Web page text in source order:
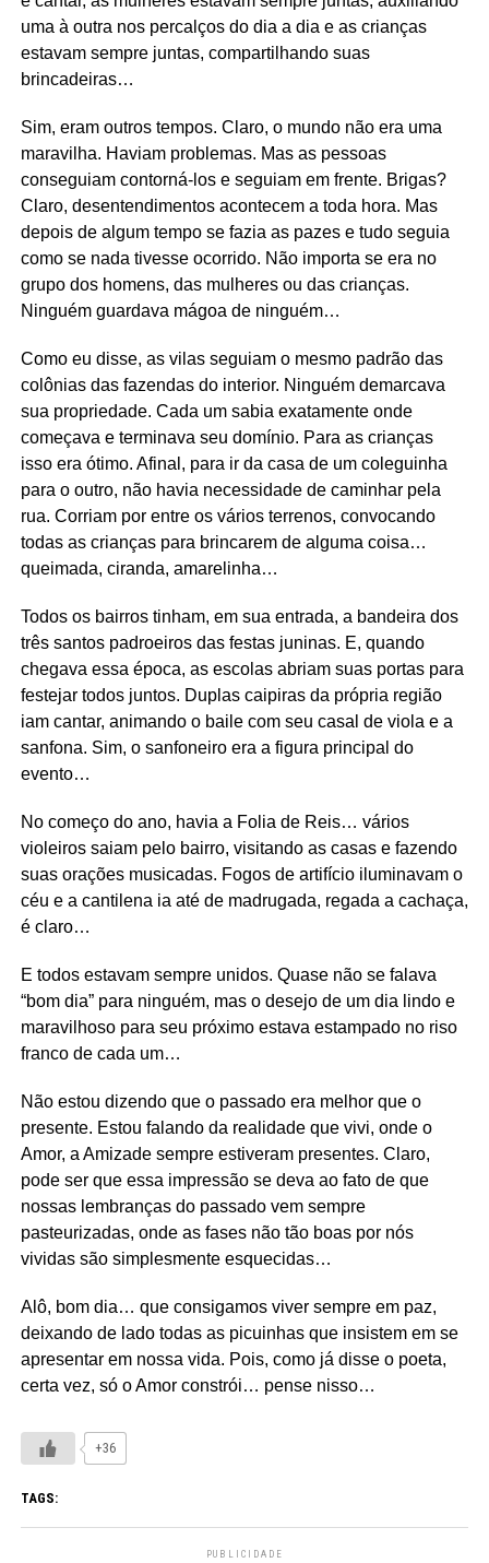
uma à outra nos percalços do dia a dia e as crianças
estavam sempre juntas, compartilhando suas
brincadeiras…
Sim, eram outros tempos. Claro, o mundo não era uma
maravilha. Haviam problemas. Mas as pessoas
conseguiam contorná-los e seguiam em frente. Brigas?
Claro, desentendimentos acontecem a toda hora. Mas
depois de algum tempo se fazia as pazes e tudo seguia
como se nada tivesse ocorrido. Não importa se era no
grupo dos homens, das mulheres ou das crianças.
Ninguém guardava mágoa de ninguém…
Como eu disse, as vilas seguiam o mesmo padrão das
colônias das fazendas do interior. Ninguém demarcava
sua propriedade. Cada um sabia exatamente onde
começava e terminava seu domínio. Para as crianças
isso era ótimo. Afinal, para ir da casa de um coleguinha
para o outro, não havia necessidade de caminhar pela
rua. Corriam por entre os vários terrenos, convocando
todas as crianças para brincarem de alguma coisa…
queimada, ciranda, amarelinha…
Todos os bairros tinham, em sua entrada, a bandeira dos
três santos padroeiros das festas juninas. E, quando
chegava essa época, as escolas abriam suas portas para
festejar todos juntos. Duplas caipiras da própria região
iam cantar, animando o baile com seu casal de viola e a
sanfona. Sim, o sanfoneiro era a figura principal do
evento…
No começo do ano, havia a Folia de Reis… vários
violeiros saiam pelo bairro, visitando as casas e fazendo
suas orações musicadas. Fogos de artifício iluminavam o
céu e a cantilena ia até de madrugada, regada a cachaça,
é claro…
E todos estavam sempre unidos. Quase não se falava
“bom dia” para ninguém, mas o desejo de um dia lindo e
maravilhoso para seu próximo estava estampado no riso
franco de cada um…
Não estou dizendo que o passado era melhor que o
presente. Estou falando da realidade que vivi, onde o
Amor, a Amizade sempre estiveram presentes. Claro,
pode ser que essa impressão se deva ao fato de que
nossas lembranças do passado vem sempre
pasteurizadas, onde as fases não tão boas por nós
vividas são simplesmente esquecidas…
Alô, bom dia… que consigamos viver sempre em paz,
deixando de lado todas as picuinhas que insistem em se
apresentar em nossa vida. Pois, como já disse o poeta,
certa vez, só o Amor constrói… pense nisso…
+36
TAGS:
PUBLICIDADE